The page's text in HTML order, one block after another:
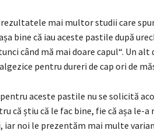
mai multor studii care
așa bine că iau aceste pastile după
când mă mai doare capul“. Un
pentru dureri de cap ori de
aceste pastile nu se solicită
că știu că le fac bine, fie că așa le-
noi le prezentăm mai multe